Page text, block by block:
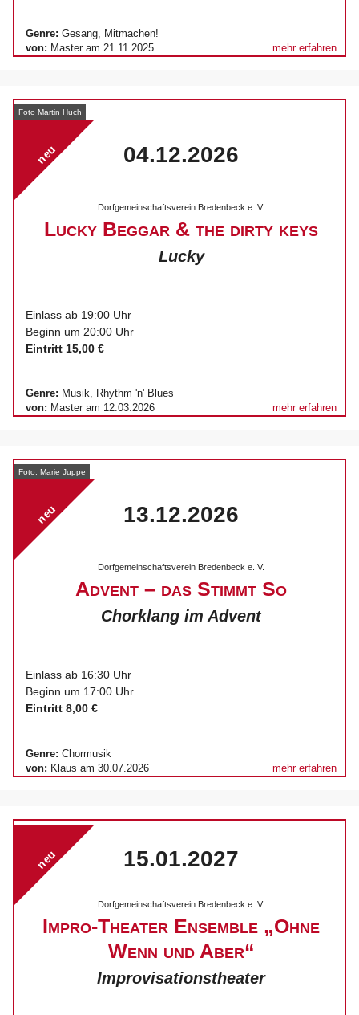
Genre: Gesang, Mitmachen!
von: Master am 21.11.2025 mehr erfahren
Foto Martin Huch
neu 04.12.2026
Dorfgemeinschaftsverein Bredenbeck e. V.
Lucky Beggar & the dirty keys
Lucky
Einlass ab 19:00 Uhr
Beginn um 20:00 Uhr
Eintritt 15,00 €
Genre: Musik, Rhythm 'n' Blues
von: Master am 12.03.2026 mehr erfahren
Foto: Marie Juppe
neu 13.12.2026
Dorfgemeinschaftsverein Bredenbeck e. V.
Advent – das Stimmt So
Chorklang im Advent
Einlass ab 16:30 Uhr
Beginn um 17:00 Uhr
Eintritt 8,00 €
Genre: Chormusik
von: Klaus am 30.07.2026 mehr erfahren
neu 15.01.2027
Dorfgemeinschaftsverein Bredenbeck e. V.
Impro-Theater Ensemble „Ohne
Wenn und Aber“
Improvisationstheater